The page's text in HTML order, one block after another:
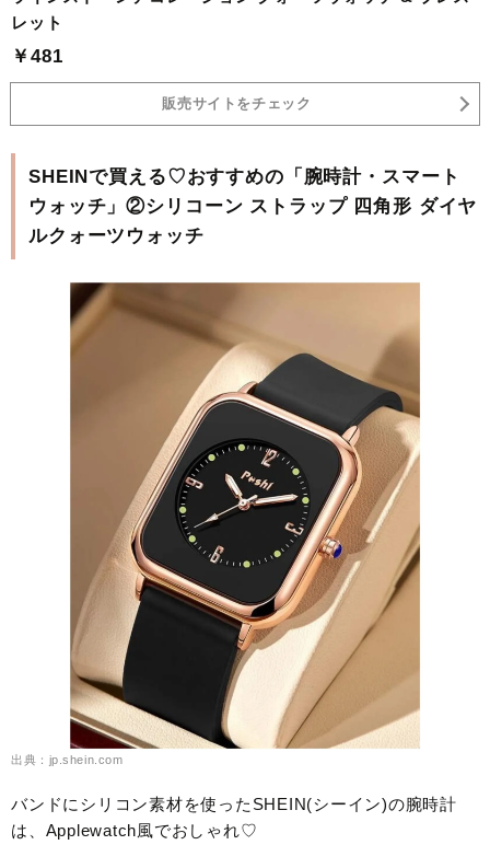
レット
￥481
販売サイトをチェック
SHEINで買える♡おすすめの「腕時計・スマート
ウォッチ」②シリコーン ストラップ 四角形 ダイヤ
ルクォーツウォッチ
出典：jp.shein.com
バンドにシリコン素材を使ったSHEIN(シーイン)の腕時計
は、Applewatch風でおしゃれ♡